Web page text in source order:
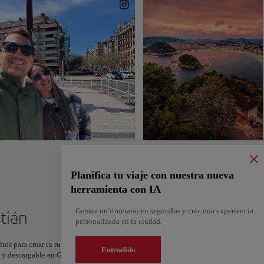
para crear tu ruta y compartirla. ¿Quieres más ideas? Obtén un itinerario
descargable en Google Maps.
Planifica tu viaje con nuestra nueva
herramienta con IA
Genera un itinerario en segundos y crea una experiencia
personalizada en la ciudad.
Entendido